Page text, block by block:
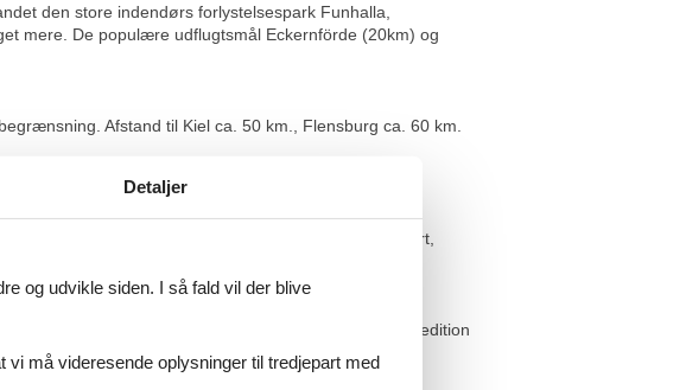
den store indendørs forlystelsespark Funhalla,
mere. De populære udflugtsmål Eckernförde (20km) og
Afstand til Kiel ca. 50 km., Flensburg ca. 60 km.
og wellnessafdeling med havudsigt, live-events, sport,
friklatring på 270 kvm med 53 forskellige ruter,
område: 2 tennisbaner, Ostsee Resort Damp Expedition
Detaljer
og udvikle siden. I så fald vil der blive
må videresende oplysninger til tredjepart med